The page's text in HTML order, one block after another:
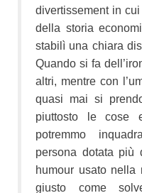
divertissement in
della storia
stabilì una chiara
Quando si fa
altri, mentre con
quasi mai si
piuttosto le cose
potremmo
persona dotata
humour usato nella
giusto come